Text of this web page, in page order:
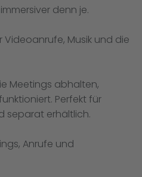
denn je.
Musik und die
Meetings abhalten,
Perfekt für
separat erhältlich.
Anrufe und